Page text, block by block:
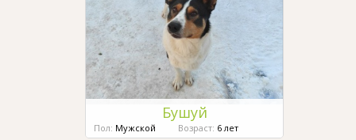
Бушуй
Пол: Мужской Возраст: 6 лет